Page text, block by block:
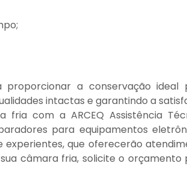
a conservação ideal
intactas e garantindo a
com a ARCEQ Assistência
para equipamentos
experientes, que oferecerão
câmara fria, solicite o orçamento